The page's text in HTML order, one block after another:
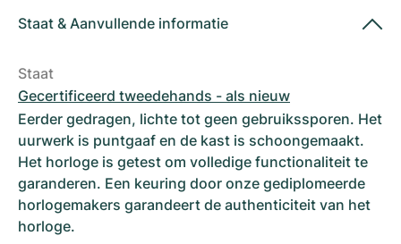
Staat & Aanvullende informatie
Staat
Gecertificeerd tweedehands - als nieuw
Eerder gedragen, lichte tot geen gebruikssporen. Het
uurwerk is puntgaaf en de kast is schoongemaakt.
Het horloge is getest om volledige functionaliteit te
garanderen. Een keuring door onze gediplomeerde
horlogemakers garandeert de authenticiteit van het
horloge.